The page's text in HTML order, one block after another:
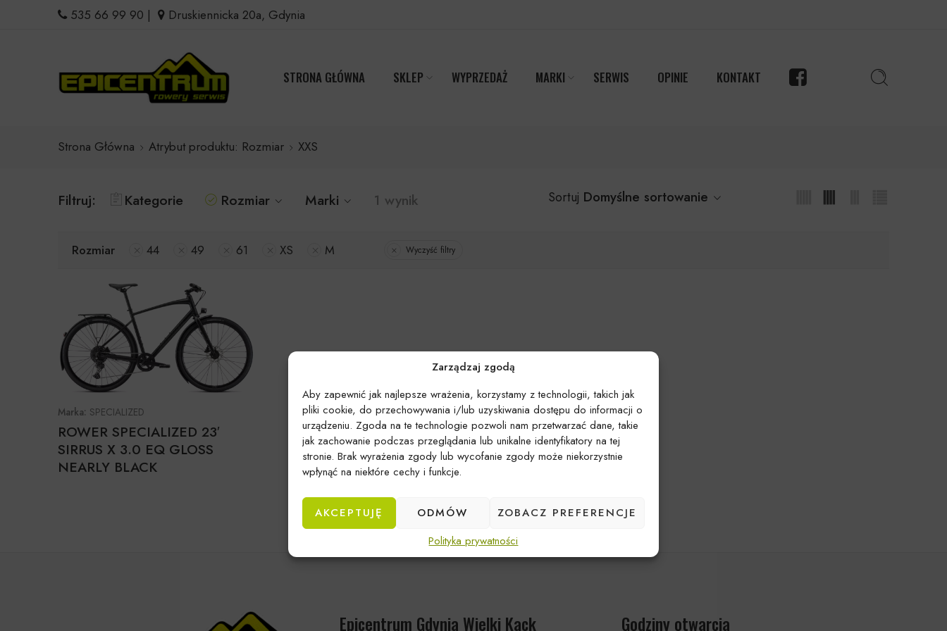
Zarządzaj zgodą
Aby zapewnić jak najlepsze wrażenia, korzystamy z technologii, takich jak
pliki cookie, do przechowywania i/lub uzyskiwania dostępu do informacji o
urządzeniu. Zgoda na te technologie pozwoli nam przetwarzać dane, takie
jak zachowanie podczas przeglądania lub unikalne identyfikatory na tej
stronie. Brak wyrażenia zgody lub wycofanie zgody może niekorzystnie
wpłynąć na niektóre cechy i funkcje.
AKCEPTUJĘ ODMÓW
ZOBACZ PREFERENCJE
Polityka prywatności
535 66 99 90 | Druskiennicka 20a, Gdynia
STRONA GŁÓWNA SKLEP WYPRZEDAŻ MARKI SERWIS OPINIE KONTAKT
Strona Główna Atrybut produktu: Rozmiar XXS
Filtruj: Kategorie Rozmiar Marki 1 wynik Sortuj Domyślne sortowanie
Rozmiar 44 49 61 XS M Wyczyść filtry
Marka: SPECIALIZED
ROWER SPECIALIZED 23′
SIRRUS X 3.0 EQ GLOSS
NEARLY BLACK
Epicentrum Gdynia Wielki Kack Godziny otwarcia